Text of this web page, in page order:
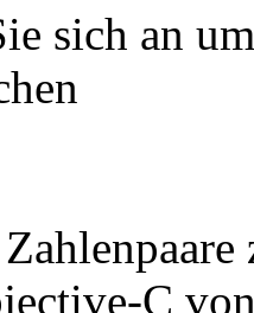
sich an
C